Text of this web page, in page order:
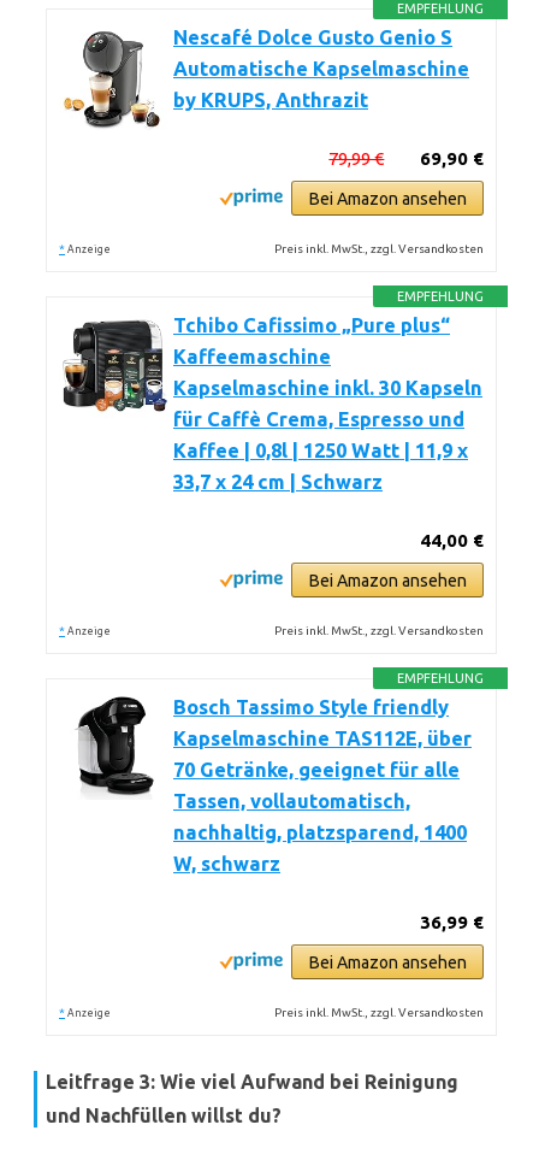
EMPFEHLUNG
Nescafé Dolce Gusto Genio S
Automatische Kapselmaschine
by KRUPS, Anthrazit
69,90 €
79,99 €
Bei Amazon ansehen
* Anzeige Preis inkl. MwSt., zzgl. Versandkosten
EMPFEHLUNG
Tchibo Cafissimo „Pure plus“
Kaffeemaschine
Kapselmaschine inkl. 30 Kapseln
für Caffè Crema, Espresso und
Kaffee | 0,8l | 1250 Watt | 11,9 x
33,7 x 24 cm | Schwarz
44,00 €
Bei Amazon ansehen
* Anzeige Preis inkl. MwSt., zzgl. Versandkosten
EMPFEHLUNG
Bosch Tassimo Style friendly
Kapselmaschine TAS112E, über
70 Getränke, geeignet für alle
Tassen, vollautomatisch,
nachhaltig, platzsparend, 1400
W, schwarz
36,99 €
Bei Amazon ansehen
* Anzeige Preis inkl. MwSt., zzgl. Versandkosten
Leitfrage 3: Wie viel Aufwand bei Reinigung
und Nachfüllen willst du?